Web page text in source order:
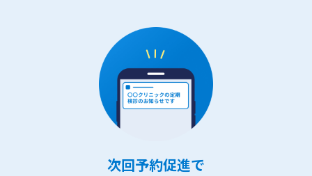
次回予約促進で